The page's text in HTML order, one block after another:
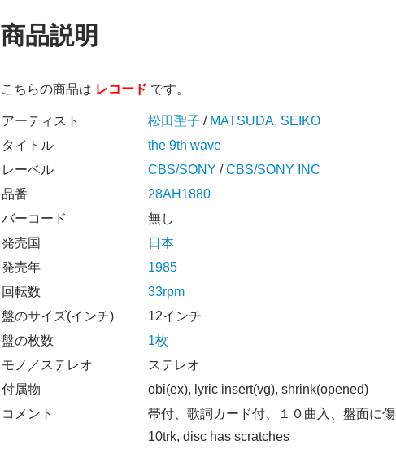
商品説明
こちらの商品は レコード です。
アーティスト 松田聖子 / MATSUDA, SEIKO
タイトル
the 9th wave
レーベル
CBS/SONY /CBS/SONY INC
品番
28AH1880
バーコード
無し
発売国
日本
発売年
1985
回転数
33rpm
盤のサイズ(インチ)
12インチ
盤の枚数
1枚
モノ／ステレオ
ステレオ
付属物
obi(ex), lyric insert(vg), shrink(opened)
コメント
帯付、歌詞カード付、１０曲入、盤面に傷
10trk, disc has scratches